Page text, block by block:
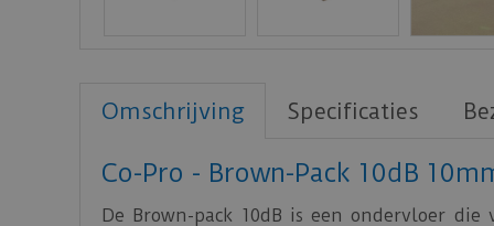
Omschrijving Specificaties
Co-Pro - Brown-Pack 10dB
De Brown-pack 10dB is een ondervloer